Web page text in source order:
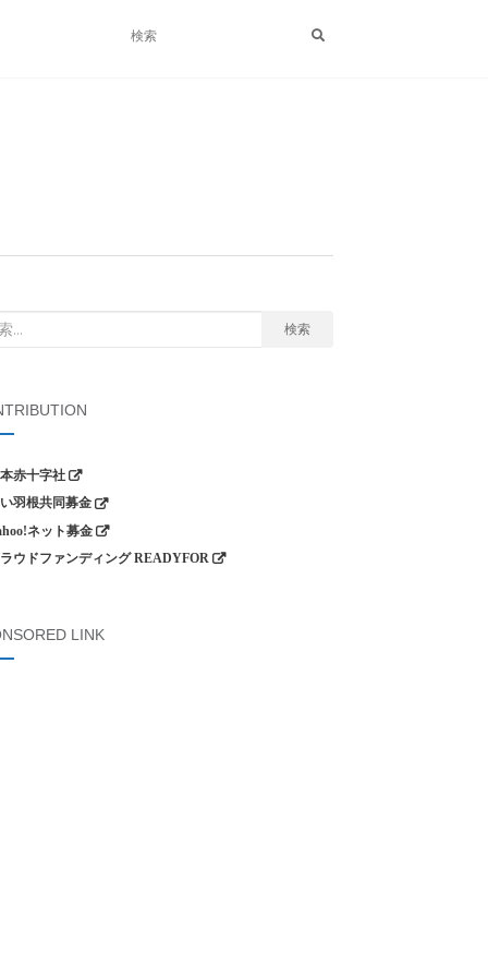
検索
赤十字社
羽根共同募金
ネット募金
ウドファンディング READYFOR
LINK